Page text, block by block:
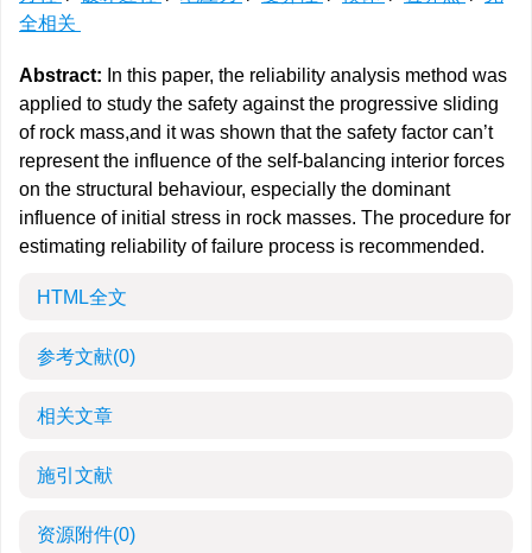
全相关
Abstract: In this paper, the reliability analysis method was
applied to study the safety against the progressive sliding
of rock mass,and it was shown that the safety factor can’t
represent the influence of the self-balancing interior forces
on the structural behaviour, especially the dominant
influence of initial stress in rock masses. The procedure for
estimating reliability of failure process is recommended.
HTML全文
参考文献(0)
相关文章
施引文献
资源附件(0)